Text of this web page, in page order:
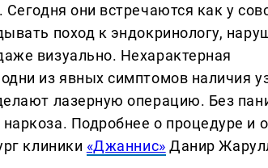
они встречаются как у
поход к эндокринологу,
визуально. Нехарактерная
из явных симптомов наличия
лазерную операцию. Без
Подробнее о процедуре и
клиники «Джаннис» Данир